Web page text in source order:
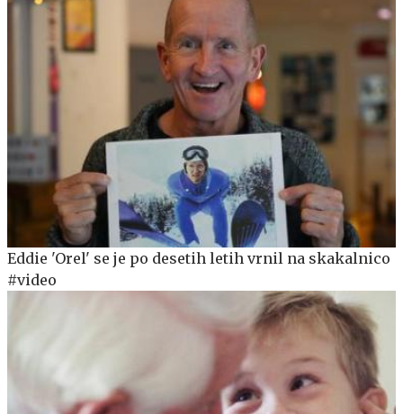
Eddie 'Orel' se je po desetih letih vrnil na skakalnico
#video